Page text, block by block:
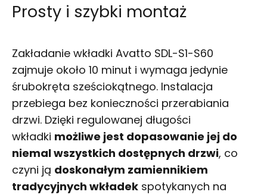
Prosty i szybki montaż
Zakładanie wkładki Avatto SDL-S1-S60
zajmuje około 10 minut i wymaga jedynie
śrubokręta sześciokątnego. Instalacja
przebiega bez konieczności przerabiania
drzwi. Dzięki regulowanej długości
wkładki możliwe jest dopasowanie jej do
niemal wszystkich dostępnych drzwi, co
czyni ją doskonałym zamiennikiem
tradycyjnych wkładek spotykanych na